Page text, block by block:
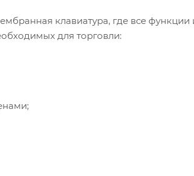
клавиатура, где все
для торговли: